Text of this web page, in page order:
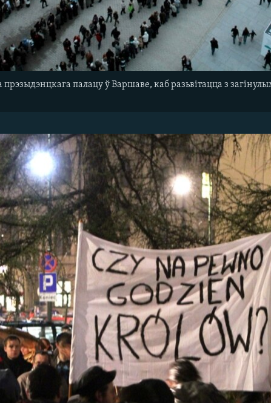
прэзыдэнцкага палацу ў Варшаве, каб разьвітацца з